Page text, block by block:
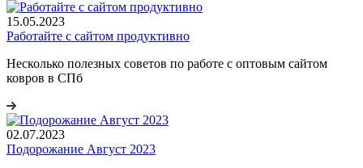
15.05.2023
Работайте с сайтом продуктивно
Несколько полезных советов по работе с оптовым сайтом
ковров в СПб
02.07.2023
Подорожание Август 2023